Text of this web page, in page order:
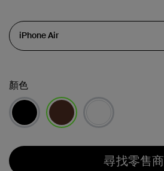
顏色
尋找零售商